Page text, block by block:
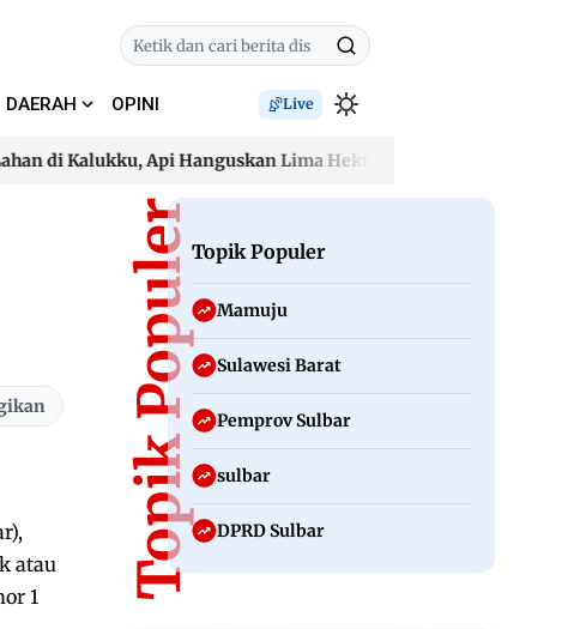
DAERAH OPINI Live
di Kalukku, Api Hanguskan Lima Hektare dan Ancam Permukiman
di Kalukku, Api Hanguskan Lima Hektare dan Ancam Permukiman
atau
1
Topik PopulerTopik Populer
Mamuju
Sulawesi Barat
Pemprov Sulbar
sulbar
DPRD Sulbar